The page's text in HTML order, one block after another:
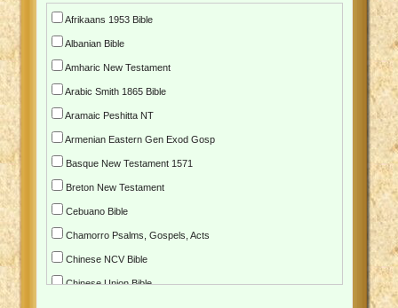
Afrikaans 1953 Bible
Albanian Bible
Amharic New Testament
Arabic Smith 1865 Bible
Aramaic Peshitta NT
Armenian Eastern Gen Exod Gosp
Basque New Testament 1571
Breton New Testament
Cebuano Bible
Chamorro Psalms, Gospels, Acts
Chinese NCV Bible
Chinese Union Bible